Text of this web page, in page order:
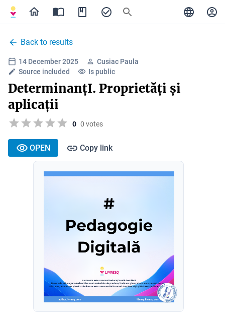
Back to results
14 December 2025
Cusiac Paula
Source included
Is public
DeterminanțI. Proprietăți și
aplicații
0 0 votes
OPEN Copy link